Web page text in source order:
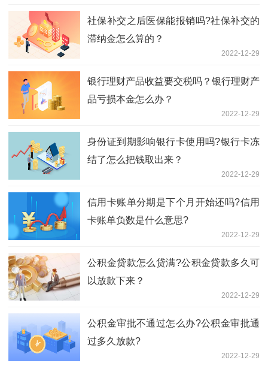
社保补交之后医保能报销吗?社保补交的
滞纳金怎么算的？
2022-12-29
银行理财产品收益要交税吗？银行理财产
品亏损本金怎么办？
2022-12-29
身份证到期影响银行卡使用吗?银行卡冻
结了怎么把钱取出来？
2022-12-29
信用卡账单分期是下个月开始还吗?信用
卡账单负数是什么意思?
2022-12-29
公积金贷款怎么贷满?公积金贷款多久可
以放款下来？
2022-12-29
公积金审批不通过怎么办?公积金审批通
过多久放款?
2022-12-29